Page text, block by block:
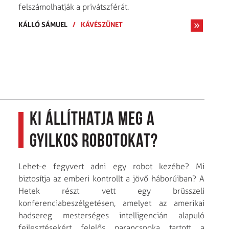
felszámolhatják a privátszférát.
KÁLLÓ SÁMUEL / KÁVÉSZÜNET
Ki állíthatja meg a
gyilkos robotokat?
Lehet-e fegyvert adni egy robot kezébe? Mi
biztosítja az emberi kontrollt a jövő háborúiban? A
Hetek részt vett egy brüsszeli
konferenciabeszélgetésen, amelyet az amerikai
hadsereg mesterséges intelligencián alapuló